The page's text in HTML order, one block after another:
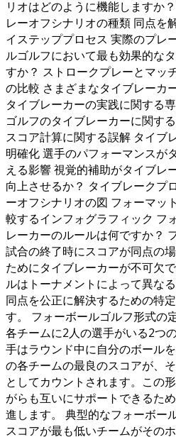
リオはどのように機能しますか
レーオフシナリオの種類 同点を
イステッププロセス 実際のプレ
ルゴルフにおいて最も効果的な
すか？ ストロークプレーとマッ
の比較 さまざまなタイブレーカ
タイブレーカーの実践に関する
ゴルフのタイブレーカーに関す
スコア計算に関する誤解 タイブ
明確化 選手のパフォーマンスが
える影響 視覚的補助がタイブレ
向上させるか？ タイブレークプ
ーオフシナリオの図 フォーマッ
較するインフォグラフィック フ
レーカーのルールは何ですか？
試合の終了時にスコアが同点の
ためにタイブレーカーが不可欠
ルはトーナメントによって異な
同点を公正に解決するための特
す。 フォーボールゴルフ形式の
各チームに2人の選手がいる2つ
手はラウンド中に自分のボール
の各チームの最良のスコアが、
としてカウントされます。この
がらも互いにサポートできるた
進します。 典型的なフォーボー
スコアが最も低いチームがその